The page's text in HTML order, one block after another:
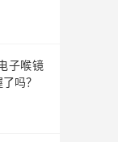
子喉镜
吗？